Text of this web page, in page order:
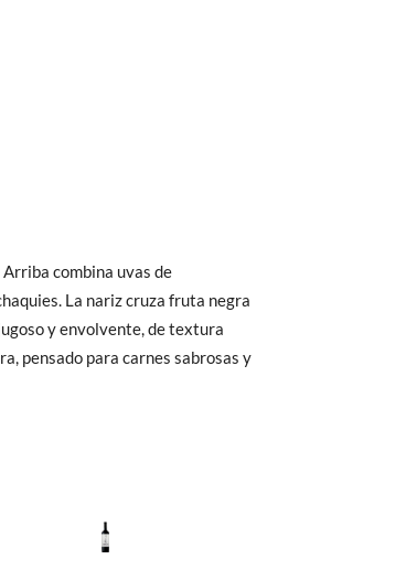
combina uvas de
La nariz cruza fruta negra
y envolvente, de textura
pensado para carnes sabrosas y